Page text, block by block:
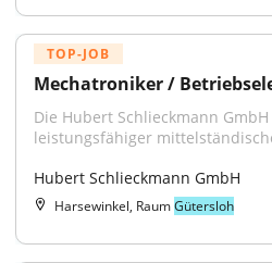
TOP-JOB
Mechatroniker /
Die Hubert Schlieckmann
leistungsfähiger
Hubert Schlieckmann GmbH
Harsewinkel, RaumGütersloh